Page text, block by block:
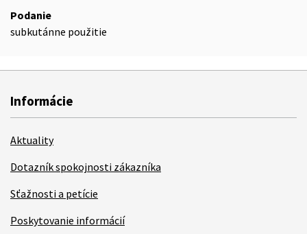
Podanie
subkutánne použitie
Informácie
Aktuality
Dotazník spokojnosti zákazníka
Sťažnosti a petície
Poskytovanie informácií